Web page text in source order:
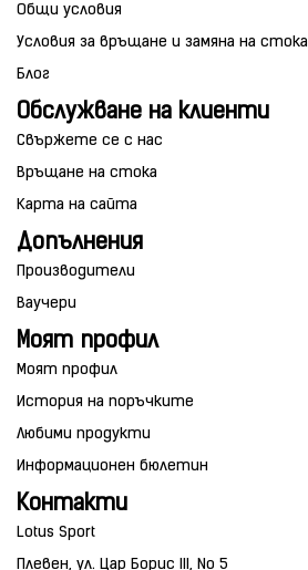
Общи условия
Условия за връщане и замяна на стока
Блог
Обслужване на клиенти
Свържете се с нас
Връщане на стока
Карта на сайта
Допълнения
Производители
Ваучери
Моят профил
Моят профил
История на поръчките
Любими продукти
Информационен бюлетин
Контакти
Lotus Sport
Плевен, ул. Цар Борис III, No 5